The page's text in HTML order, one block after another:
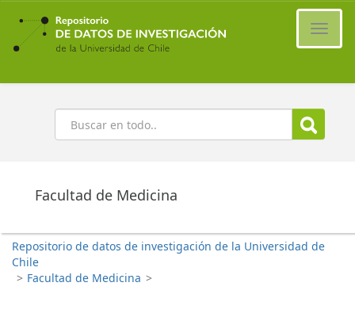
Ir
contenido
principal
Buscar
Facultad de Medicina
Repositorio de datos de investigación de la Universidad de
Chile
> Facultad de Medicina >